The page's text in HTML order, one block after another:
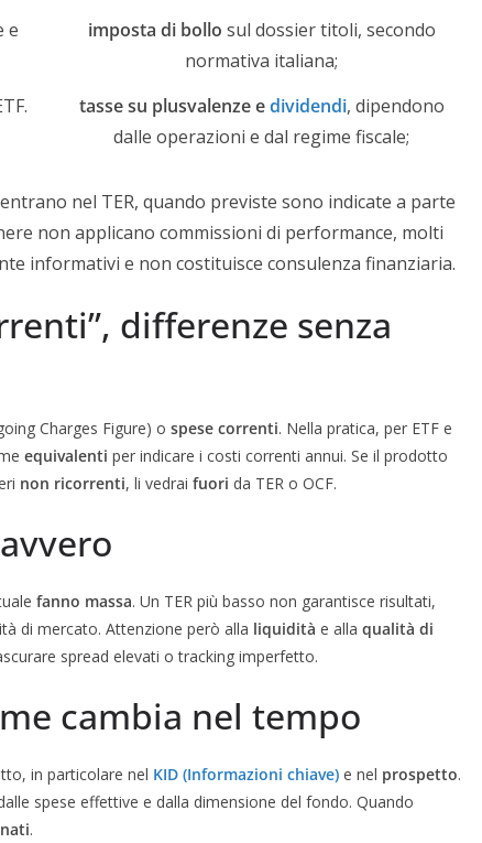
e
imposta di bollo sul dossier titoli, secondo
normativa italiana;
tasse su plusvalenze edividendi, dipendono
dalle operazioni e dal regime fiscale;
nel TER, quando previste sono indicate a parte
non applicano commissioni di performance, molti
informativi e non costituisce consulenza finanziaria.
differenze senza
Charges Figure) o spese correnti. Nella pratica, per ETF e
equivalenti per indicare i costi correnti annui. Se il prodotto
non ricorrenti, li vedrai fuori da TER o OCF.
fanno massa. Un TER più basso non garantisce risultati,
di mercato. Attenzione però alla liquidità e alla qualità di
spread elevati o tracking imperfetto.
cambia nel tempo
in particolare nel KID (Informazioni chiave) e nel prospetto.
spese effettive e dalla dimensione del fondo. Quando
.